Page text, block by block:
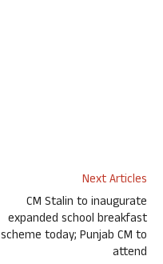
Next Articles
CM Stalin to inaugurate
expanded school breakfast
scheme today; Punjab CM to
attend